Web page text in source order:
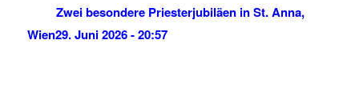
Zwei besondere Priesterjubiläen in St. Anna,
Wien29. Juni 2026 - 20:57